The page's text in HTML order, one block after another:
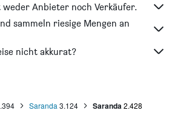
weder Anbieter noch Verkäufer.
sammeln riesige Mengen an
nicht akkurat?
Saranda 3.124 Saranda2.428